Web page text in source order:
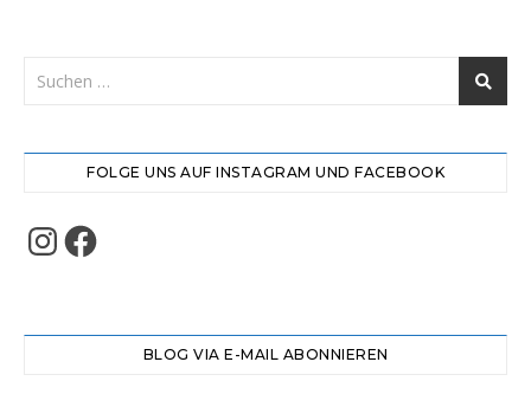
FOLGE UNS AUF INSTAGRAM UND FACEBOOK
Instagram
Facebook
BLOG VIA E-MAIL ABONNIEREN